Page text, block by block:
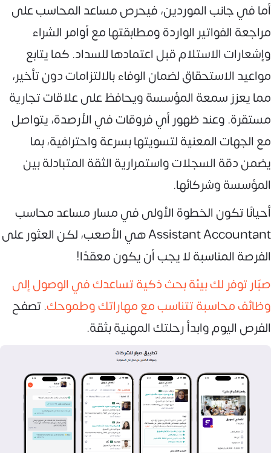
أما في جانب الموردين، فيحرص مساعد المحاسب على
مراجعة الفواتير الواردة ومطابقتها مع أوامر الشراء
وإشعارات الاستلام قبل اعتمادها للسداد. كما يتابع
مواعيد الاستحقاق لضمان الوفاء بالالتزامات دون تأخير،
مما يعزز سمعة المؤسسة ويحافظ على علاقات تجارية
مستقرة. وعند ظهور أي فروقات في الأرصدة، يتواصل
مع الجهات المعنية لتسويتها بسرعة واحترافية، بما
يضمن دقة السجلات واستمرارية الثقة المتبادلة بين
المؤسسة وشركائها.
أحيانًا تكون الخطوة الأولى في مسار مساعد محاسب
Assistant Accountant هي الأصعب، لكن العثور على
الفرصة المناسبة لا يجب أن يكون معقدًا!
صبّار توفر لك بيئة بحث ذكية تساعدك في الوصول إلى
وظائف محاسبة تتناسب مع مهاراتك وطموحك. تصفح
الفرص اليوم وابدأ رحلتك المهنية بثقة.